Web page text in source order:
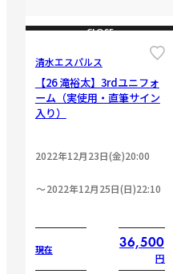
CLOSE
清水エスパルス
【26 滝裕太】3rdユニフォ
ーム（実使用・直筆サイン
入り）
2022年12月23日(金)20:00
2022年12月25日(日)22:10
現在 36,500
円